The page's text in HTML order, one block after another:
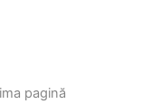
pagină